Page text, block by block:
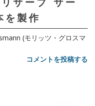
ザーブ サー
を製作
(モリッツ・グロスマ
コメントを投稿する